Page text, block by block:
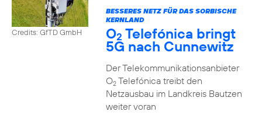
Credits: GfTD GmbH
BESSERES NETZ FÜR DAS SORBISCHE
KERNLAND
O2 Telefónica bringt
5G nach Cunnewitz
Der Telekommunikationsanbieter
O2Telefónica treibt den
Netzausbau im Landkreis Bautzen
weiter voran